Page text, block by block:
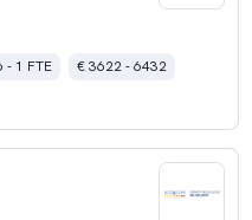
- 1 FTE
€ 3622 - 6432